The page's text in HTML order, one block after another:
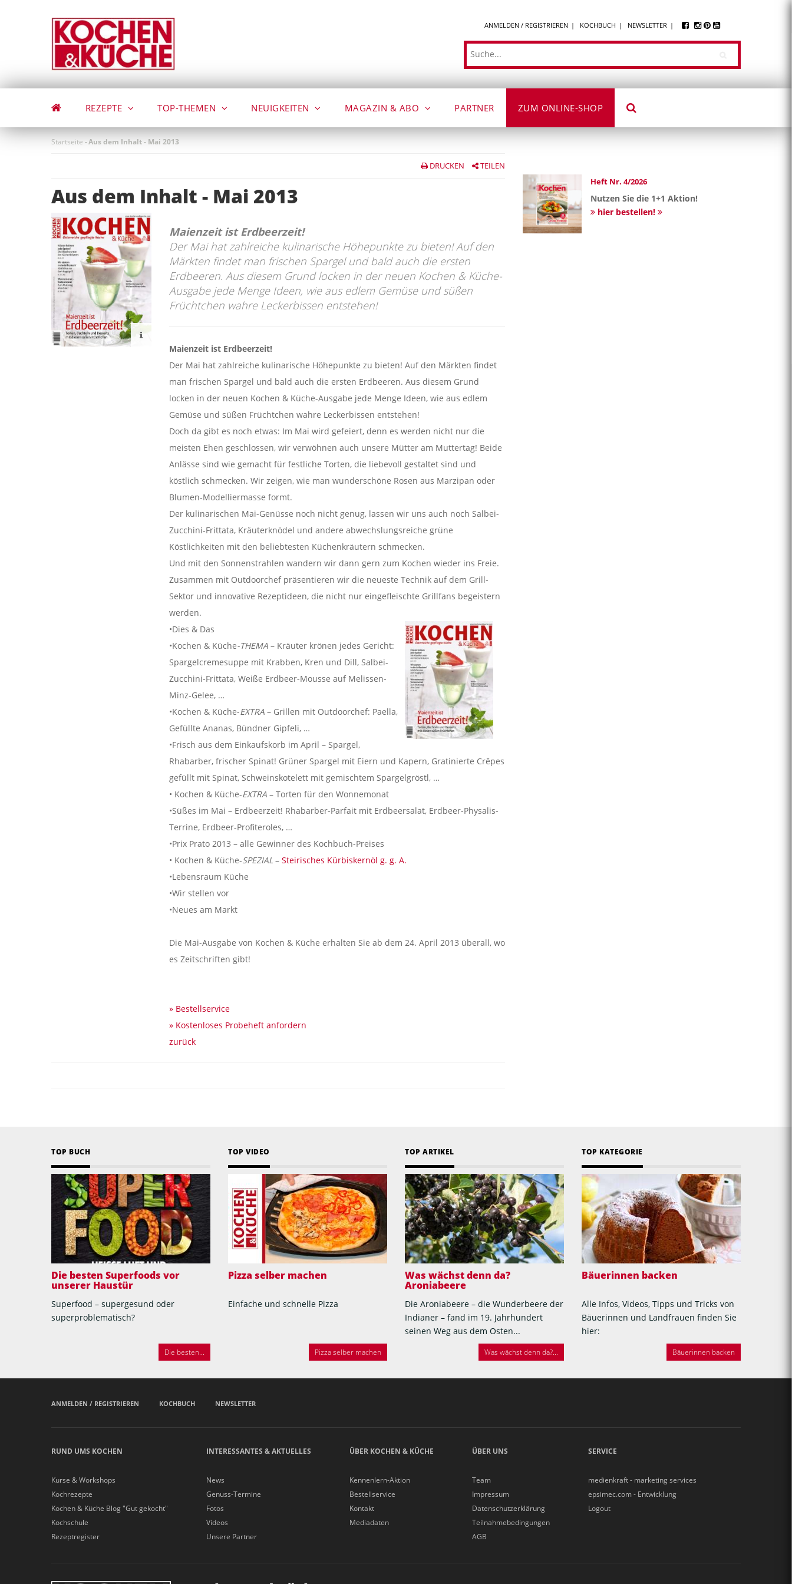
ANMELDEN / REGISTRIEREN KOCHBUCH NEWSLETTER
Suche
REZEPTE TOP-THEMEN NEUIGKEITEN MAGAZIN & ABO PARTNER ZUM ONLINE-SHOP
Startseite -Aus dem Inhalt - Mai 2013
DRUCKEN TEILEN
Aus dem Inhalt - Mai 2013
Maienzeit ist Erdbeerzeit!
Der Mai hat zahlreiche kulinarische Höhepunkte zu bieten! Auf den
Märkten findet man frischen Spargel und bald auch die ersten
Erdbeeren. Aus diesem Grund locken in der neuen Kochen & Küche-
Ausgabe jede Menge Ideen, wie aus edlem Gemüse und süßen
Früchtchen wahre Leckerbissen entstehen!
Maienzeit ist Erdbeerzeit!
Der Mai hat zahlreiche kulinarische Höhepunkte zu bieten! Auf den Märkten findet
man frischen Spargel und bald auch die ersten Erdbeeren. Aus diesem Grund
locken in der neuen Kochen & Küche-Ausgabe jede Menge Ideen, wie aus edlem
Gemüse und süßen Früchtchen wahre Leckerbissen entstehen!
Doch da gibt es noch etwas: Im Mai wird gefeiert, denn es werden nicht nur die
meisten Ehen geschlossen, wir verwöhnen auch unsere Mütter am Muttertag! Beide
Anlässe sind wie gemacht für festliche Torten, die liebevoll gestaltet sind und
köstlich schmecken. Wir zeigen, wie man wunderschöne Rosen aus Marzipan oder
Blumen-Modelliermasse formt.
Der kulinarischen Mai-Genüsse noch nicht genug, lassen wir uns auch noch Salbei-
Zucchini-Frittata, Kräuterknödel und andere abwechslungsreiche grüne
Köstlichkeiten mit den beliebtesten Küchenkräutern schmecken.
Und mit den Sonnenstrahlen wandern wir dann gern zum Kochen wieder ins Freie.
Zusammen mit Outdoorchef präsentieren wir die neueste Technik auf dem Grill-
Sektor und innovative Rezeptideen, die nicht nur eingefleischte Grillfans begeistern
werden.
•Dies & Das
•Kochen & Küche-THEMA – Kräuter krönen jedes Gericht:
Spargelcremesuppe mit Krabben, Kren und Dill, Salbei-
Zucchini-Frittata, Weiße Erdbeer-Mousse auf Melissen-
Minz-Gelee, …
•Kochen & Küche-EXTRA – Grillen mit Outdoorchef: Paella,
Gefüllte Ananas, Bündner Gipfeli, …
•Frisch aus dem Einkaufskorb im April – Spargel,
Rhabarber, frischer Spinat! Grüner Spargel mit Eiern und Kapern, Gratinierte Crêpes
gefüllt mit Spinat, Schweinskotelett mit gemischtem Spargelgröstl, …
• Kochen & Küche-EXTRA – Torten für den Wonnemonat
•Süßes im Mai – Erdbeerzeit! Rhabarber-Parfait mit Erdbeersalat, Erdbeer-Physalis-
Terrine, Erdbeer-Profiteroles, …
•Prix Prato 2013 – alle Gewinner des Kochbuch-Preises
• Kochen & Küche-SPEZIAL – Steirisches Kürbiskernöl g. g. A.
•Lebensraum Küche
•Wir stellen vor
•Neues am Markt
Die Mai-Ausgabe von Kochen & Küche erhalten Sie ab dem 24. April 2013 überall, wo
es Zeitschriften gibt!
» Bestellservice
» Kostenloses Probeheft anfordern
zurück
Heft Nr. 4/2026
Nutzen Sie die 1+1 Aktion!
hier bestellen!
TOP BUCH
Die besten Superfoods vor
unserer Haustür
Superfood – supergesund oder
superproblematisch?
Die besten...
TOP VIDEO
Pizza selber machen
Einfache und schnelle Pizza
Pizza selber machen
TOP ARTIKEL
Was wächst denn da?
Aroniabeere
Die Aroniabeere – die Wunderbeere der
Indianer – fand im 19. Jahrhundert
seinen Weg aus dem Osten...
Was wächst denn da?...
TOP KATEGORIE
Bäuerinnen backen
Alle Infos, Videos, Tipps und Tricks von
Bäuerinnen und Landfrauen finden Sie
hier:
Bäuerinnen backen
ANMELDEN / REGISTRIEREN KOCHBUCH NEWSLETTER
RUND UMS KOCHEN
Kurse & Workshops
Kochrezepte
Kochen & Küche Blog "Gut gekocht"
Kochschule
Rezeptregister
INTERESSANTES & AKTUELLES
News
Genuss-Termine
Fotos
Videos
Unsere Partner
ÜBER KOCHEN & KÜCHE
Kennenlern-Aktion
Bestellservice
Kontakt
Mediadaten
ÜBER UNS
Team
Impressum
Datenschutzerklärung
Teilnahmebedingungen
AGB
SERVICE
medienkraft - marketing services
epsimec.com - Entwicklung
Logout